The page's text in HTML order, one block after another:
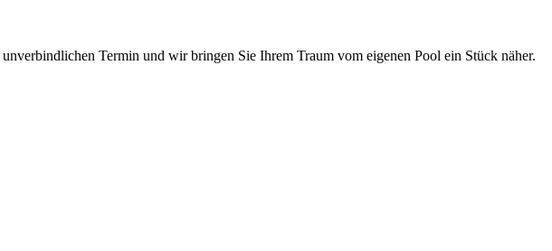
Termin und wir bringen Sie Ihrem Traum vom eigenen Pool ein Stück näher.